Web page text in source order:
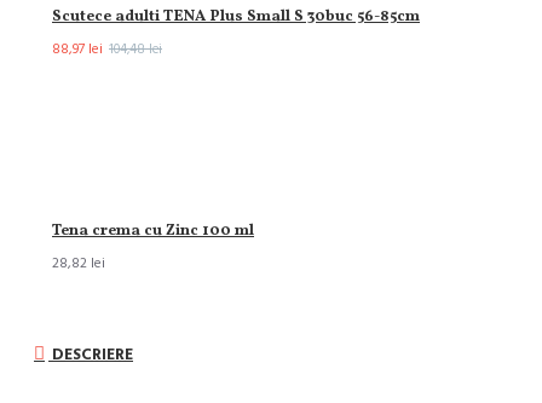
Scutece adulti TENA Plus Small S 30buc 56-85cm
88,97 lei 104,48 lei
Tena crema cu Zinc 100 ml
28,82 lei
DESCRIERE